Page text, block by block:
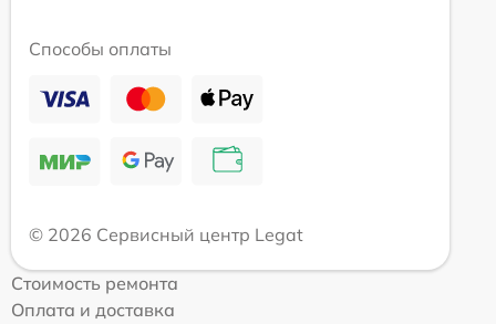
Способы оплаты
© 2026 Сервисный центр Legat
Стоимость ремонта
Оплата и доставка